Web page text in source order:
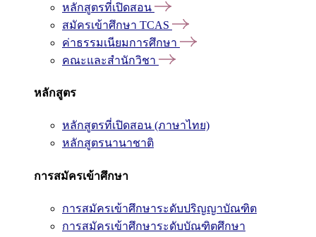
หลักสูตรที่เปิดสอน
สมัครเข้าศึกษา TCAS
ค่าธรรมเนียมการศึกษา
คณะและสำนักวิชา
หลักสูตร
หลักสูตรที่เปิดสอน (ภาษาไทย)
หลักสูตรนานาชาติ
การสมัครเข้าศึกษา
การสมัครเข้าศึกษาระดับปริญญาบัณฑิต
การสมัครเข้าศึกษาระดับบัณฑิตศึกษา